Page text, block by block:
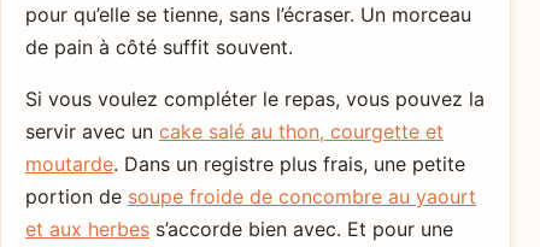
pour qu’elle se tienne, sans l’écraser. Un morceau
de pain à côté suffit souvent.
Si vous voulez compléter le repas, vous pouvez la
servir avec un cake salé au thon, courgette et
moutarde. Dans un registre plus frais, une petite
portion de soupe froide de concombre au yaourt
et aux herbes s’accorde bien avec. Et pour une